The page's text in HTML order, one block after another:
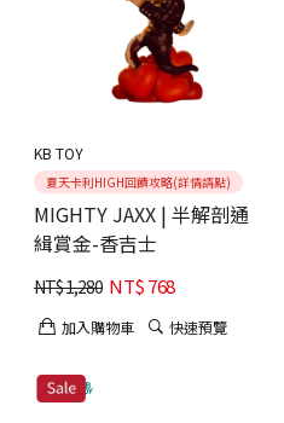
KB TOY
夏天卡利HIGH回饋攻略(詳情請點)
MIGHTY JAXX | 半解剖通
緝賞金-香吉士
NT$1,280 NT$768
加入購物車 快速預覽